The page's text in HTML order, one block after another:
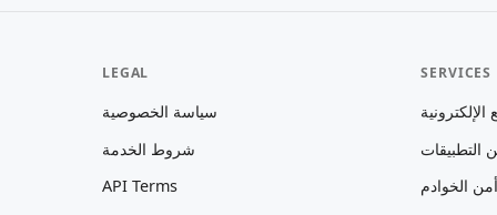
SERVICES
التطبيقات
الخوادم
LEGAL
سياسة الخصوصية
شروط الخدمة
API Terms